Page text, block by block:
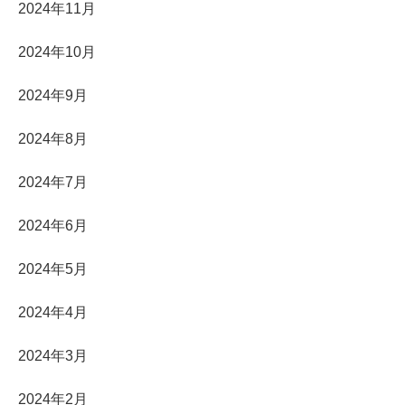
2024年11月
2024年10月
2024年9月
2024年8月
2024年7月
2024年6月
2024年5月
2024年4月
2024年3月
2024年2月